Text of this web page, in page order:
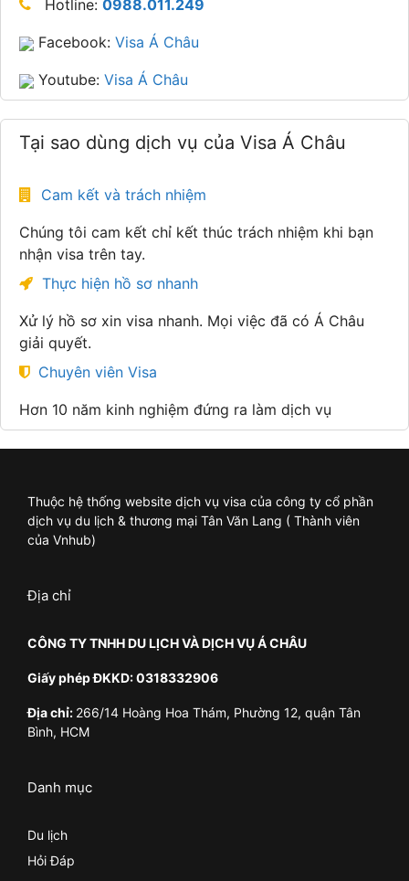
Hotline: 0988.011.249
Facebook: Visa Á Châu
Youtube: Visa Á Châu
Tại sao dùng dịch vụ của Visa Á Châu
Cam kết và trách nhiệm
Chúng tôi cam kết chỉ kết thúc trách nhiệm khi bạn
nhận visa trên tay.
Thực hiện hồ sơ nhanh
Xử lý hồ sơ xin visa nhanh. Mọi việc đã có Á Châu
giải quyết.
Chuyên viên Visa
Hơn 10 năm kinh nghiệm đứng ra làm dịch vụ
Thuộc hệ thống website dịch vụ visa của công ty cổ phần
dịch vụ du lịch & thương mại Tân Văn Lang ( Thành viên
của Vnhub)
Địa chỉ
CÔNG TY TNHH DU LỊCH VÀ DỊCH VỤ Á CHÂU
Giấy phép ĐKKD: 0318332906
Địa chỉ: 266/14 Hoàng Hoa Thám, Phường 12, quận Tân
Bình, HCM
Danh mục
Du lịch
Hỏi Đáp